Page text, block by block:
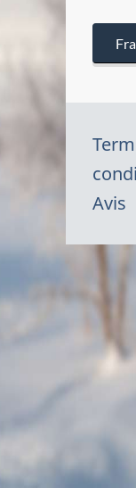
Avis